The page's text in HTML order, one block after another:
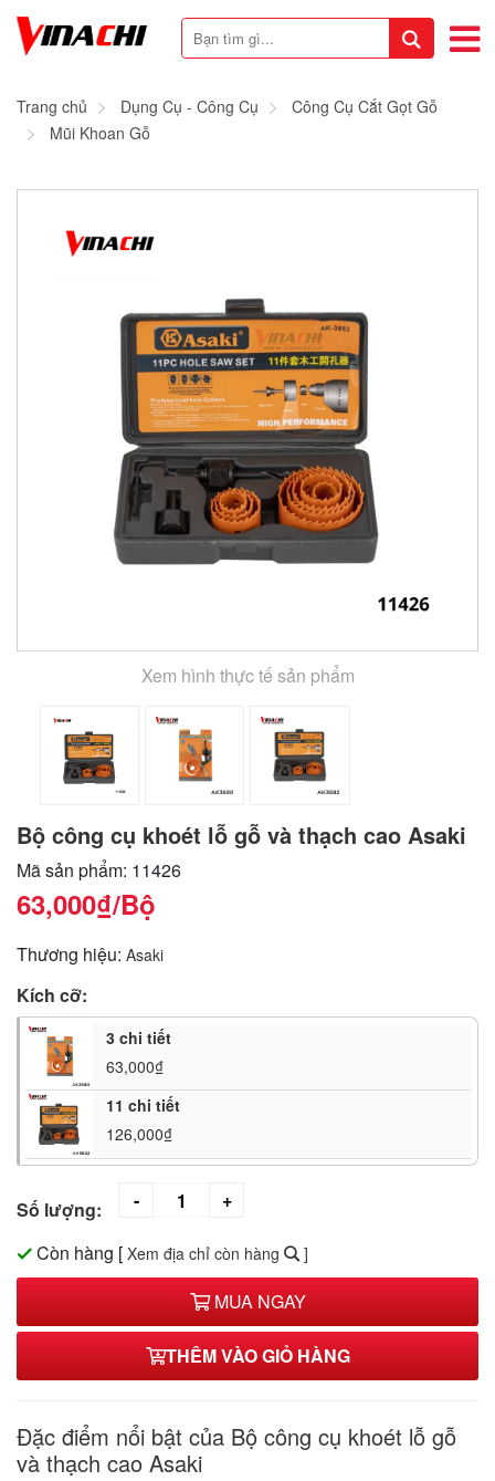
Trang chủ Dụng Cụ - Công Cụ
Công Cụ Cắt Gọt Gỗ
Mũi Khoan Gỗ
Xem hình thực tế sản phẩm
Bộ công cụ khoét lỗ gỗ và thạch cao Asaki
Mã sản phẩm: 11426
63,000₫/Bộ
Thương hiệu: Asaki
Kích cỡ:
3 chi tiết
63,000₫
11 chi tiết
126,000₫
Số lượng:
Còn hàng [ Xem địa chỉ còn hàng ]
MUA NGAY
THÊM VÀO GIỎ HÀNG
Đặc điểm nổi bật của Bộ công cụ khoét lỗ gỗ
và thạch cao Asaki